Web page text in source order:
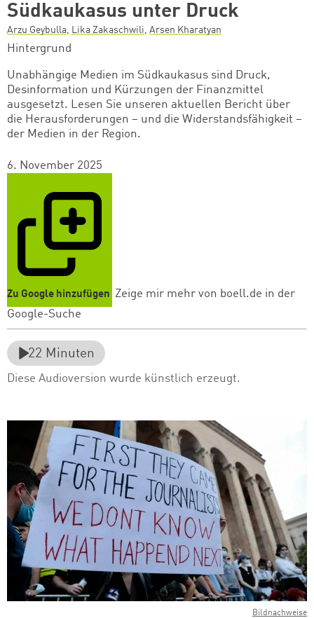
Südkaukasus unter Druck
Arzu Geybulla, Lika Zakaschwili, Arsen Kharatyan
Hintergrund
Unabhängige Medien im Südkaukasus sind Druck,
Desinformation und Kürzungen der Finanzmittel
ausgesetzt. Lesen Sie unseren aktuellen Bericht über
die Herausforderungen – und die Widerstandsfähigkeit –
der Medien in der Region.
6. November 2025
Zu Google hinzufügen Zeige mir mehr von boell.de in der
Google-Suche
22 Minuten
Diese Audioversion wurde künstlich erzeugt.
Bildnachweise